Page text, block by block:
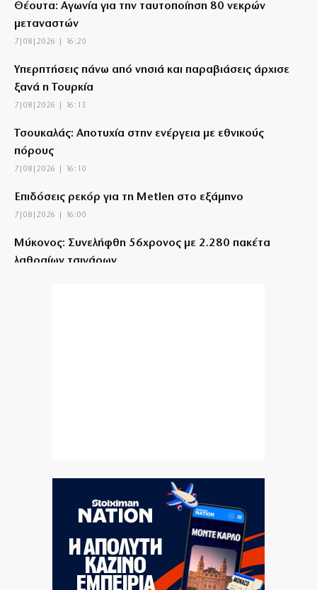
Θέουτα: Αγωνία για την ταυτοποίηση 80 νεκρών
μεταναστών
7|08|2026 | 16:20
Υπερπτήσεις πάνω από νησιά και παραβιάσεις άρχισε
ξανά η Τουρκία
7|08|2026 | 16:13
Τσουκαλάς: Αποτυχία στην ενέργεια με εθνικούς
πόρους
7|08|2026 | 16:10
Επιδόσεις ρεκόρ για τη Metlen στο εξάμηνο
7|08|2026 | 16:00
Μύκονος: Συνελήφθη 56χρονος με 2.280 πακέτα
λαθραίων τσιγάρων
Νεκρός 64χρονος σε πισίνα στα Χανιά όπου δεν
υπήρχε ναυαγοσώστης
7|08|2026 | 15:17
Φήμες για κρίσιμη κατάσταση της υγείας του Χαμενεΐ